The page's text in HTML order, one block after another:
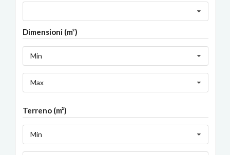
Dimensioni (m²)
Min
Max
Terreno (m²)
Min